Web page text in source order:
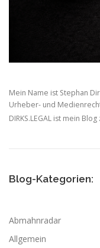
Mein Name ist Stephan
Urheber- und
DIRKS.LEGAL ist mein
Blog-Kategorien:
Abmahnradar
Allgemein